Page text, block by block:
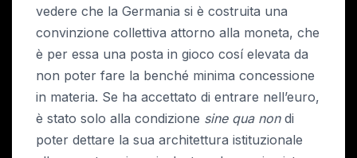
vedere che la Germania si è costruita una
convinzione collettiva attorno alla moneta, che
è per essa una posta in gioco cosí elevata da
non poter fare la benché minima concessione
in materia. Se ha accettato di entrare nell’euro,
è stato solo alla condizione sine qua nondi
poter dettare la sua architettura istituzionale